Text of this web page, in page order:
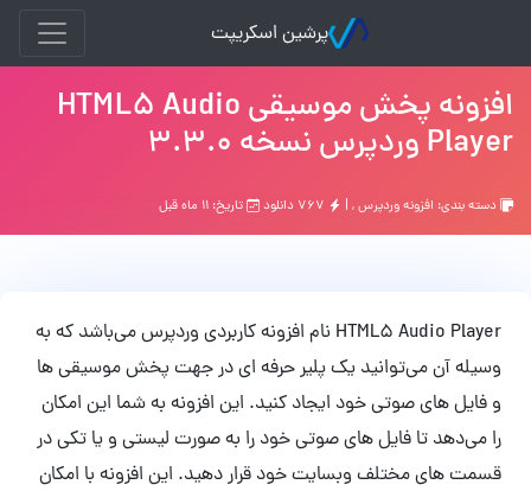
پرشین اسکریپت
افزونه پخش موسیقی HTML5 Audio
Player وردپرس نسخه 3.3.0
دسته بندی: افزونه وردپرس, | تاریخ: ۱۱ ماه قبل
HTML5 Audio Player نام افزونه کاربردی وردپرس می‌باشد که به
وسیله آن می‌توانید یک پلیر حرفه ای در جهت پخش موسیقی ها
و فایل های صوتی خود ایجاد کنید. این افزونه به شما این امکان
را می‌دهد تا فایل های صوتی خود را به صورت لیستی و یا تکی در
قسمت های مختلف وبسایت خود قرار دهید. این افزونه با امکان